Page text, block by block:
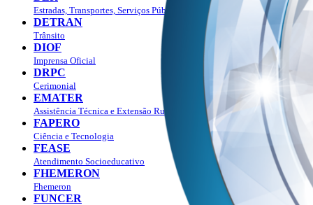
Estradas, Transportes, Serviços Públicos
DETRAN
Trânsito
DIOF
Imprensa Oficial
DRPC
Cerimonial
EMATER
Assistência Técnica e Extensão Rural
FAPERO
Ciência e Tecnologia
FEASE
Atendimento Socioeducativo
FHEMERON
Fhemeron
FUNCER